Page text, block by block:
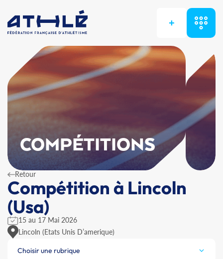
+
COMPÉTITIONS
Retour
Compétition à Lincoln
(Usa)
15 au 17 Mai 2026
Lincoln (Etats Unis D’amerique)
Choisir une rubrique